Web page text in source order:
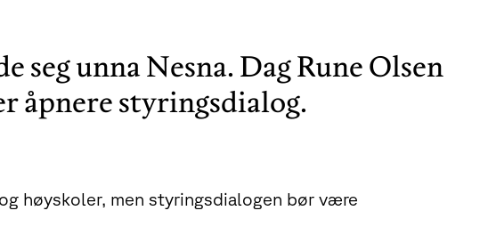
unna Nesna. Dag Rune Olsen
åpnere styringsdialog.
høyskoler, men styringsdialogen bør være